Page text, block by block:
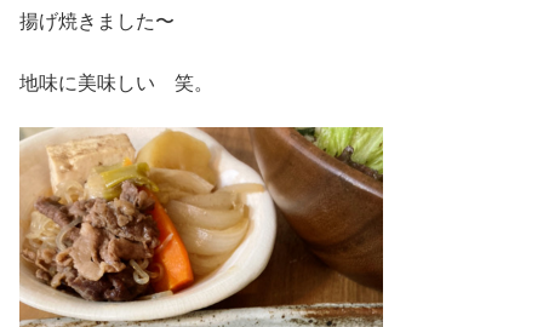
揚げ焼きました〜
地味に美味しい 笑。